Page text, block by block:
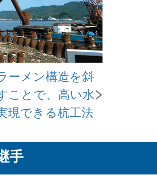
ーメン構造を斜
ことで、高い水
現できる杭工法
手